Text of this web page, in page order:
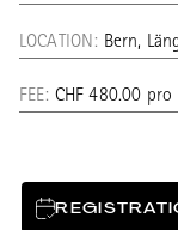
LOCATION: Bern,
FEE: CHF 480.00 pro